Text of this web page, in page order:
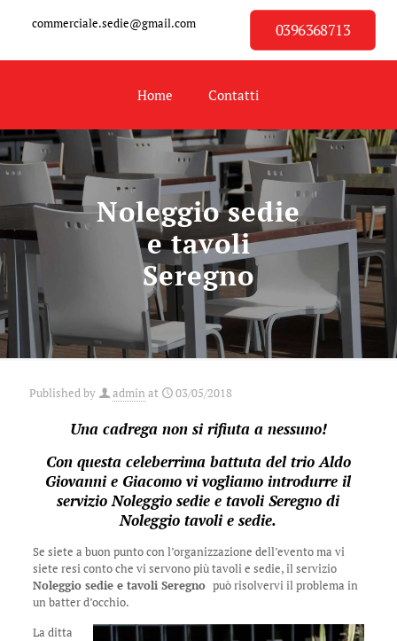
commerciale.sedie@gmail.com 0396368713
Home Contatti
Noleggio sedie
e tavoli
Seregno
Published by admin at 03/05/2018
Una cadrega non si rifiuta a nessuno!
Con questa celeberrima battuta del trio Aldo
Giovanni e Giacomo vi vogliamo introdurre il
servizio Noleggio sedie e tavoli Seregno di
Noleggio tavoli e sedie.
Se siete a buon punto con l’organizzazione dell’evento ma vi
siete resi conto che vi servono più tavoli e sedie, il servizio
Noleggio sedie e tavoli Seregno può risolvervi il problema in
un batter d’occhio.
La ditta